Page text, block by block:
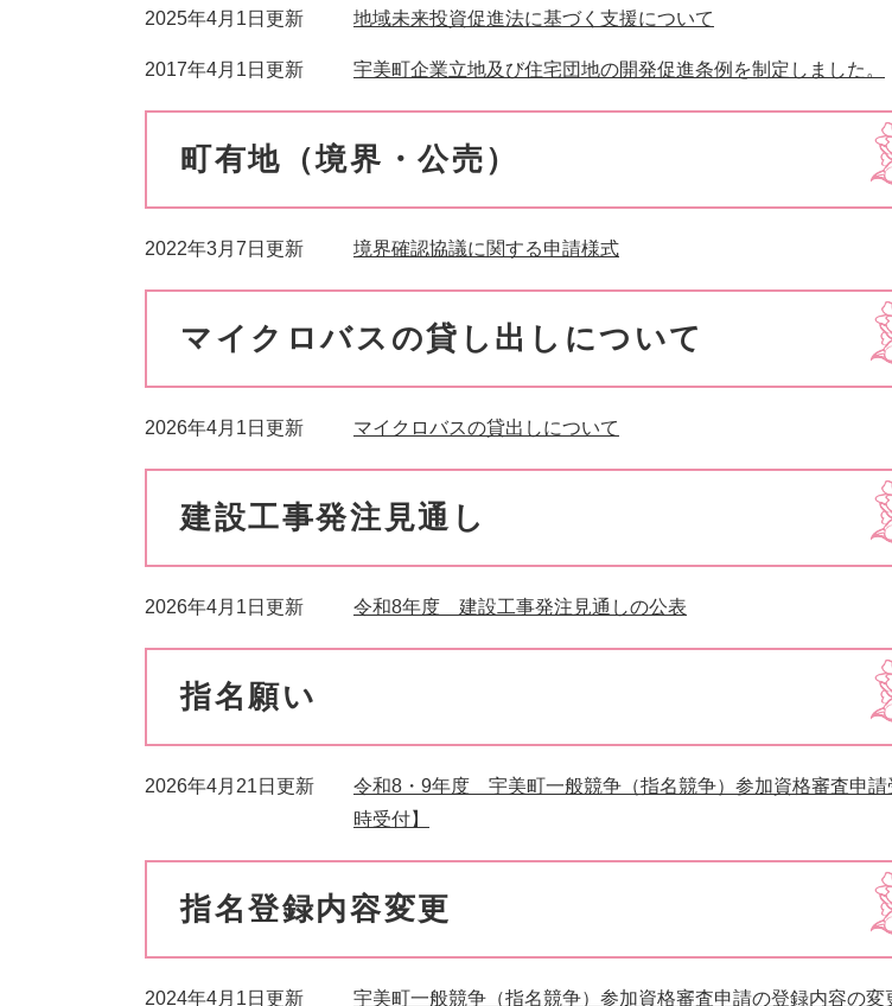
2025年4月1日更新 地域未来投資促進法に基づく支援について
2017年4月1日更新 宇美町企業立地及び住宅団地の開発促進条例を制定しました。
町有地（境界・公売）
2022年3月7日更新 境界確認協議に関する申請様式
マイクロバスの貸し出しについて
2026年4月1日更新 マイクロバスの貸出しについて
建設工事発注見通し
2026年4月1日更新 令和8年度 建設工事発注見通しの公表
指名願い
2026年4月21日更新
令和8・9年度 宇美町一般競争（指名競争）参加資格審査申請
時受付】
指名登録内容変更
2024年4月1日更新 宇美町一般競争（指名競争）参加資格審査申請の登録内容の変